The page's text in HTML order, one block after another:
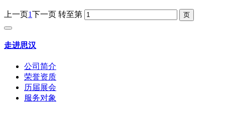
上一页1下一页 转至第
走进思汉
公司简介
荣誉资质
历届展会
服务对象